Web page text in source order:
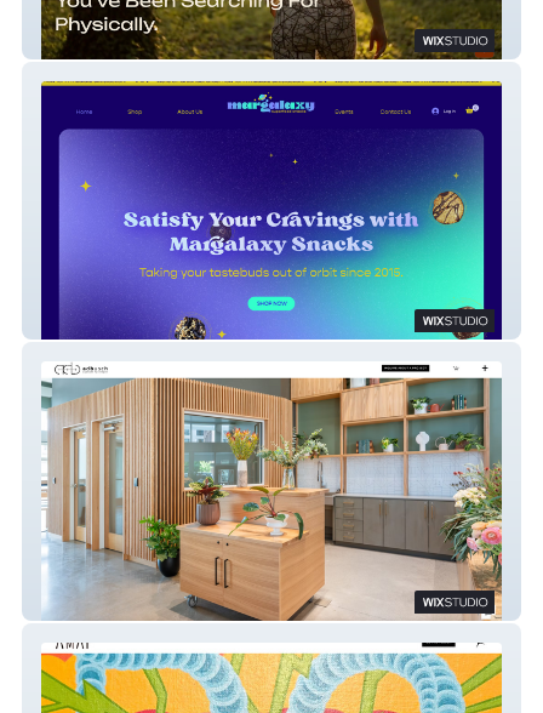
Find Your Grit
Margalaxy Superfood Snacks
ADBusch Custom Furniture